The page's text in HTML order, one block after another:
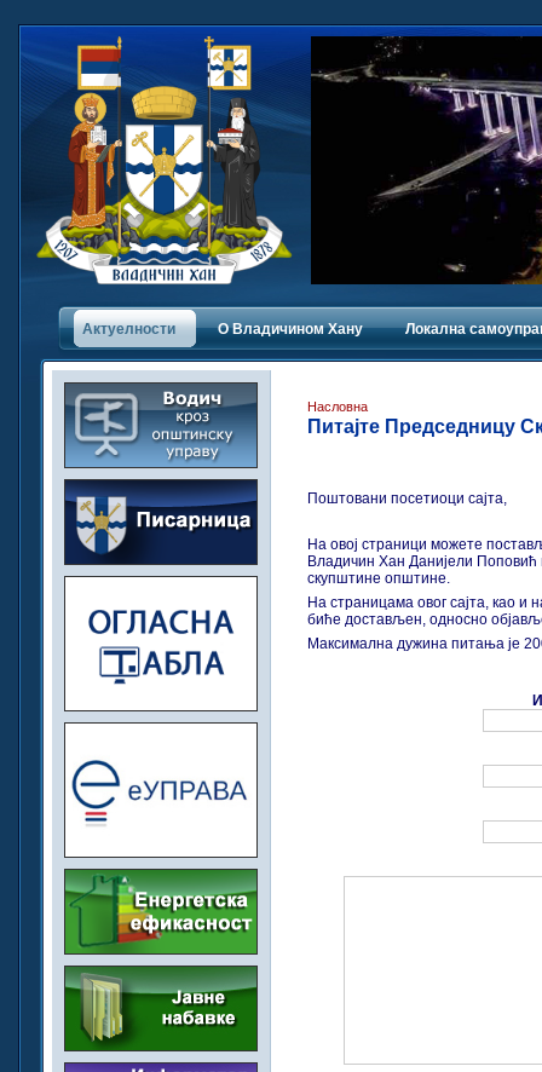
Актуелности О Владичинoм Хану Локална
Насловна
Питајте Председницу
Поштовани посетиоци сајта,
На овој страници можете
Владичин Хан Данијели
скупштине општине.
На страницама овог сајта, као и
биће достављен, односно
Максимална дужина питања је